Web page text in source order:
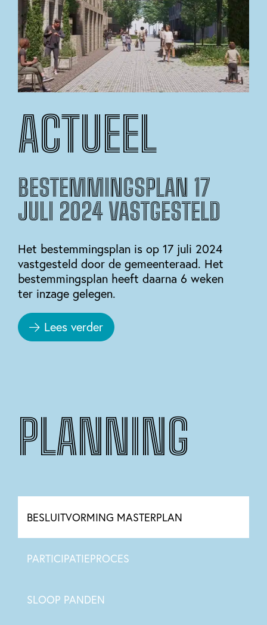
ACTUEEL
BESTEMMINGSPLAN 17
JULI 2024 VASTGESTELD
Het bestemmingsplan is op 17 juli 2024
vastgesteld door de gemeenteraad. Het
bestemmingsplan heeft daarna 6 weken
ter inzage gelegen.
Lees verder
PLANNING
BESLUITVORMING MASTERPLAN
PARTICIPATIEPROCES
SLOOP PANDEN